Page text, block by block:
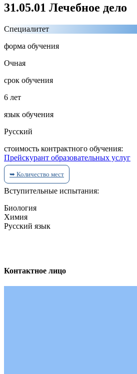
31.05.01 Лечебное дело
Специалитет
форма обучения
Очная
срок обучения
6 лет
язык обучения
Русский
стоимость контрактного обучения:
Прейскурант образовательных услуг
➥ Количество мест
Вcтупительные испытания:
Биология
Химия
Русский язык
Контактное лицо